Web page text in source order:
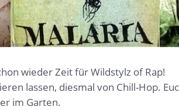
wieder Zeit für Wildstylz of Rap!
lassen, diesmal von Chill-Hop.
im Garten.